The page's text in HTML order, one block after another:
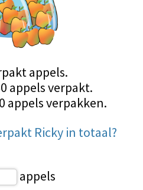
appels.
appels verpakt.
appels verpakken.
Ricky in totaal?
appels